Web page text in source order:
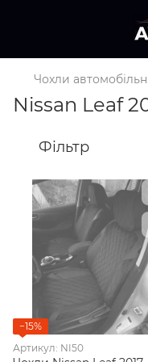
Чохли
Nissan Leaf
Фільтр
−15%
Артикул: NI50